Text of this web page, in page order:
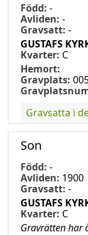
Född: -
Avliden: -
Gravsatt: -
GUSTAFS
Kvarter: C
Hemort:
Gravplats:
Gravsatta i
Son
Född: -
Avliden: 1900
Gravsatt: -
GUSTAFS
Kvarter: C
Gravrätten har